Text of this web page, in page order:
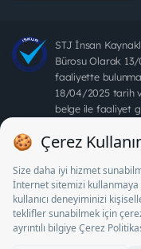
STJ İnsan
Bürosu Olarak
faaliyette
18/04/2025 tarih
belge ile faaliyet